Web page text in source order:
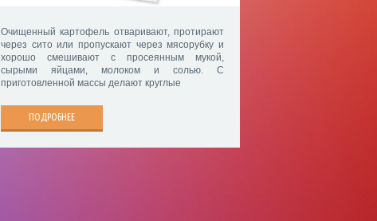
Очищенный картофель отваривают, протирают
через сито или пропускают через мясорубку и
хорошо смешивают с просеянным мукой,
сырыми яйцами, молоком и солью. С
приготовленной массы делают круглые
ПОДРОБНЕЕ